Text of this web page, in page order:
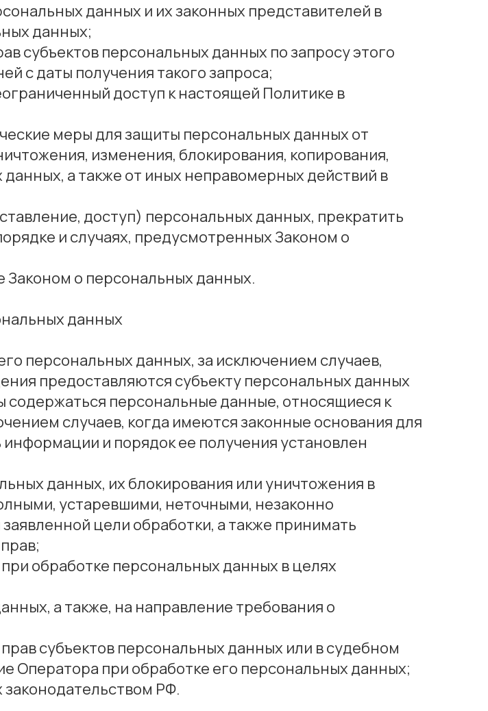
данных и их законных представителей в
данных;
субъектов персональных данных по запросу этого
с даты получения такого запроса;
доступ к настоящей Политике в
меры для защиты персональных данных от
изменения, блокирования, копирования,
а также от иных неправомерных действий в
доступ) персональных данных, прекратить
и случаях, предусмотренных Законом о
о персональных данных.
данных
персональных данных, за исключением случаев,
предоставляются субъекту персональных данных
персональные данные, относящиеся к
случаев, когда имеются законные основания для
и порядок ее получения установлен
данных, их блокирования или уничтожения в
устаревшими, неточными, незаконно
цели обработки, а также принимать
обработке персональных данных в целях
а также, на направление требования о
субъектов персональных данных или в судебном
Оператора при обработке его персональных данных;
РФ.